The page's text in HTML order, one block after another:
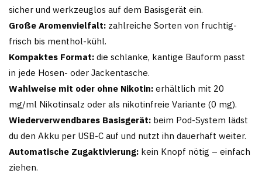
sicher und werkzeuglos auf dem Basisgerät ein.
Große Aromenvielfalt: zahlreiche Sorten von fruchtig-
frisch bis menthol-kühl.
Kompaktes Format: die schlanke, kantige Bauform passt
in jede Hosen- oder Jackentasche.
Wahlweise mit oder ohne Nikotin: erhältlich mit 20
mg/ml Nikotinsalz oder als nikotinfreie Variante (0 mg).
Wiederverwendbares Basisgerät: beim Pod-System lädst
du den Akku per USB-C auf und nutzt ihn dauerhaft weiter.
Automatische Zugaktivierung: kein Knopf nötig – einfach
ziehen.